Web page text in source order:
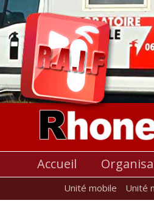
Accueil
Unité mobile Unité